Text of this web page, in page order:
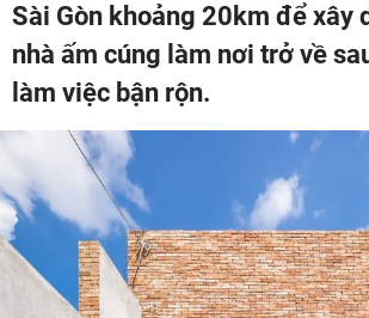
Sài Gòn khoảng 20km để xây
nhà ấm cúng làm nơi trở về
làm việc bận rộn.